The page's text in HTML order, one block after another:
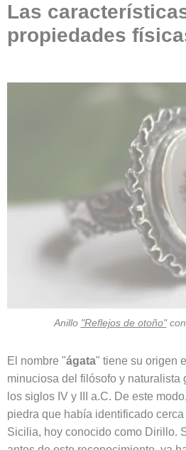
Las
propiedades
Anillo "Reflejos de otoño"con
El nombre "ágata" tiene su origen
minuciosa del filósofo y naturalista
los siglos IV y III a.C. De este
piedra que había identificado cerca
Sicilia, hoy conocido como Dirillo.